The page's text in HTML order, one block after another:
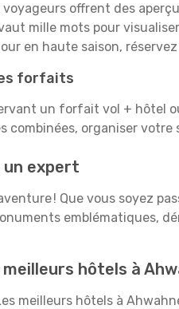
voyageurs offrent des
mille mots pour
en haute saison,
forfaits
un forfait vol +
combinées, organiser
un expert
! Que vous soyez
emblématiques,
hôtels à
meilleurs hôtels à